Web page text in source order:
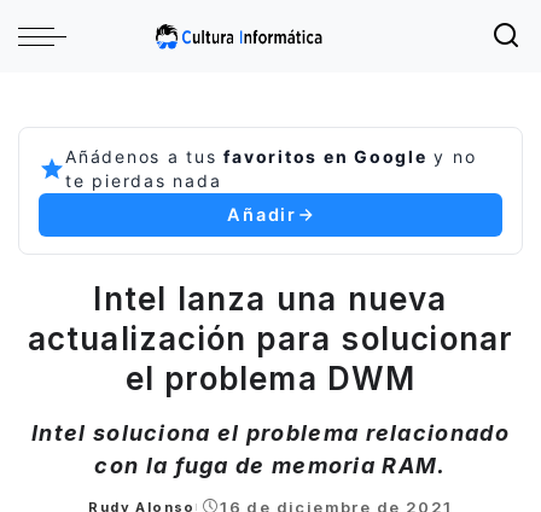
Añádenos a tusfavoritos en Google y no
te pierdas nada
Añadir
Intel lanza una nueva
actualización para solucionar
el problema DWM
Intel soluciona el problema relacionado
con la fuga de memoria RAM.
Rudy Alonso 16 de diciembre de 2021